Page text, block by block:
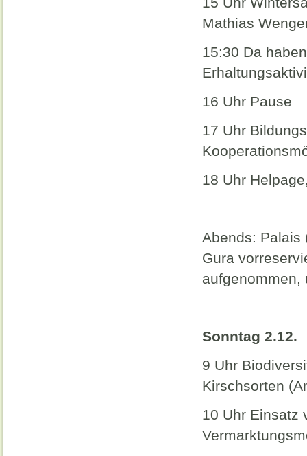
Mathias
15:30 Da
16 Uhr Pause
17 Uhr
18 Uhr
Abends: Palais
Gura
aufgenommen,
Sonntag 2.12.
9 Uhr
Kirschsorten
10 Uhr Einsatz